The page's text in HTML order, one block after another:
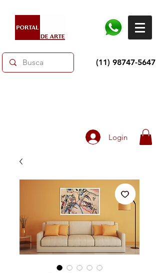
(11) 98747-5647
Login